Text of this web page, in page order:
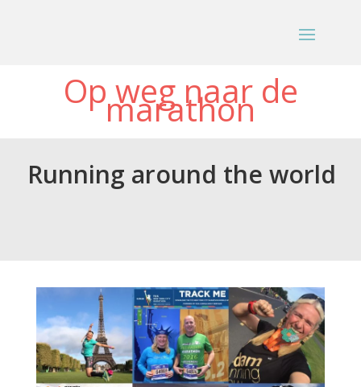
Op weg naar de
marathon
Running around the world